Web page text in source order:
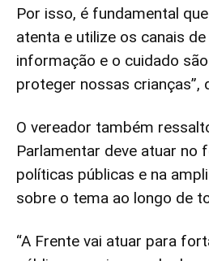
Por isso, é fundamental
atenta e utilize os canais de
informação e o cuidado
proteger nossas crianças”,
O vereador também
Parlamentar deve atuar no
políticas públicas e na
sobre o tema ao longo de
“A Frente vai atuar para